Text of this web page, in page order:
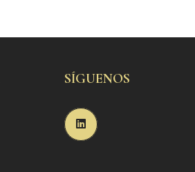
SÍGUENOS